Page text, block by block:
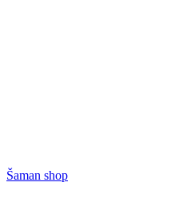
Šaman shop